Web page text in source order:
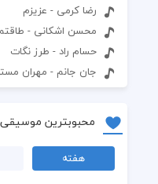
رضا کرمی - عزیزم
محسن اشکانی -
حسام راد - طرز نگات
جان جانم - مهران
محبوبترین
هفته